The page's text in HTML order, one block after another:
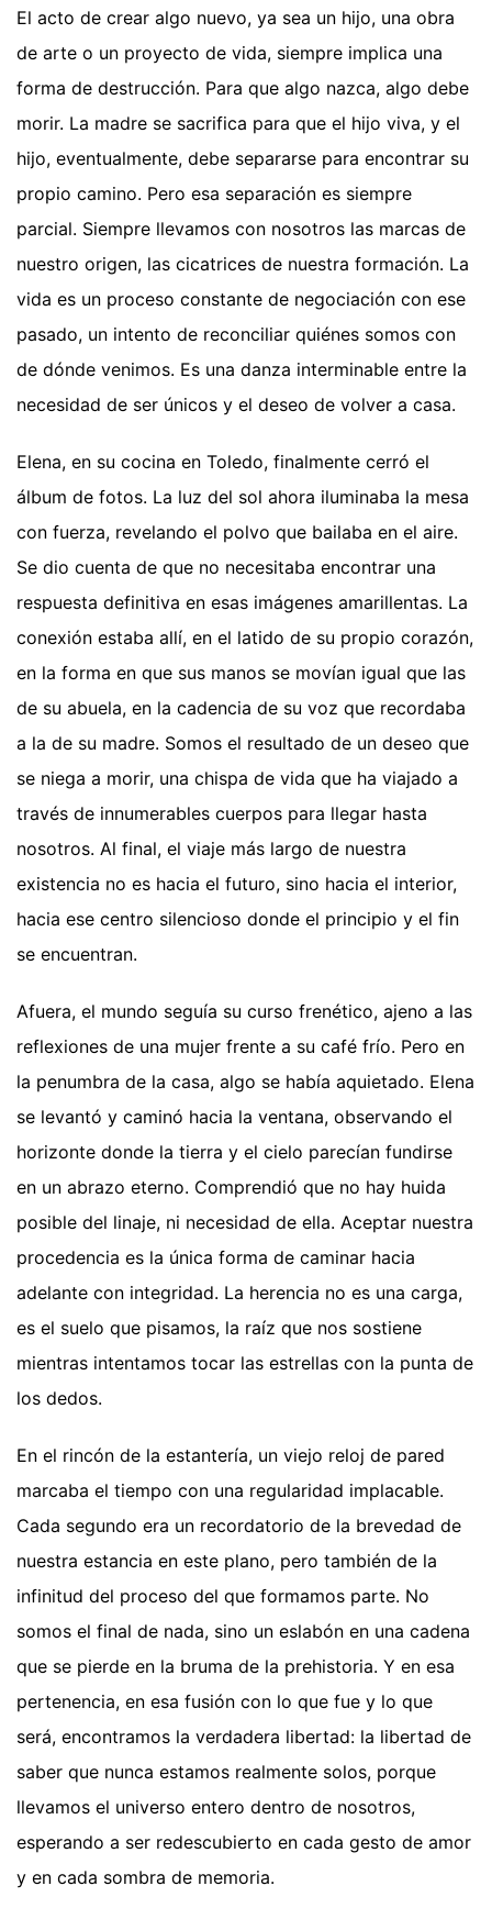
El acto de crear algo nuevo, ya sea un hijo, una obra
de arte o un proyecto de vida, siempre implica una
forma de destrucción. Para que algo nazca, algo debe
morir. La madre se sacrifica para que el hijo viva, y el
hijo, eventualmente, debe separarse para encontrar su
propio camino. Pero esa separación es siempre
parcial. Siempre llevamos con nosotros las marcas de
nuestro origen, las cicatrices de nuestra formación. La
vida es un proceso constante de negociación con ese
pasado, un intento de reconciliar quiénes somos con
de dónde venimos. Es una danza interminable entre la
necesidad de ser únicos y el deseo de volver a casa.
Elena, en su cocina en Toledo, finalmente cerró el
álbum de fotos. La luz del sol ahora iluminaba la mesa
con fuerza, revelando el polvo que bailaba en el aire.
Se dio cuenta de que no necesitaba encontrar una
respuesta definitiva en esas imágenes amarillentas. La
conexión estaba allí, en el latido de su propio corazón,
en la forma en que sus manos se movían igual que las
de su abuela, en la cadencia de su voz que recordaba
a la de su madre. Somos el resultado de un deseo que
se niega a morir, una chispa de vida que ha viajado a
través de innumerables cuerpos para llegar hasta
nosotros. Al final, el viaje más largo de nuestra
existencia no es hacia el futuro, sino hacia el interior,
hacia ese centro silencioso donde el principio y el fin
se encuentran.
Afuera, el mundo seguía su curso frenético, ajeno a las
reflexiones de una mujer frente a su café frío. Pero en
la penumbra de la casa, algo se había aquietado. Elena
se levantó y caminó hacia la ventana, observando el
horizonte donde la tierra y el cielo parecían fundirse
en un abrazo eterno. Comprendió que no hay huida
posible del linaje, ni necesidad de ella. Aceptar nuestra
procedencia es la única forma de caminar hacia
adelante con integridad. La herencia no es una carga,
es el suelo que pisamos, la raíz que nos sostiene
mientras intentamos tocar las estrellas con la punta de
los dedos.
En el rincón de la estantería, un viejo reloj de pared
marcaba el tiempo con una regularidad implacable.
Cada segundo era un recordatorio de la brevedad de
nuestra estancia en este plano, pero también de la
infinitud del proceso del que formamos parte. No
somos el final de nada, sino un eslabón en una cadena
que se pierde en la bruma de la prehistoria. Y en esa
pertenencia, en esa fusión con lo que fue y lo que
será, encontramos la verdadera libertad: la libertad de
saber que nunca estamos realmente solos, porque
llevamos el universo entero dentro de nosotros,
esperando a ser redescubierto en cada gesto de amor
y en cada sombra de memoria.